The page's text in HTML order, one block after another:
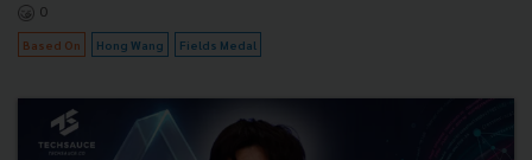
0
Based On Hong Wang Fields Medal